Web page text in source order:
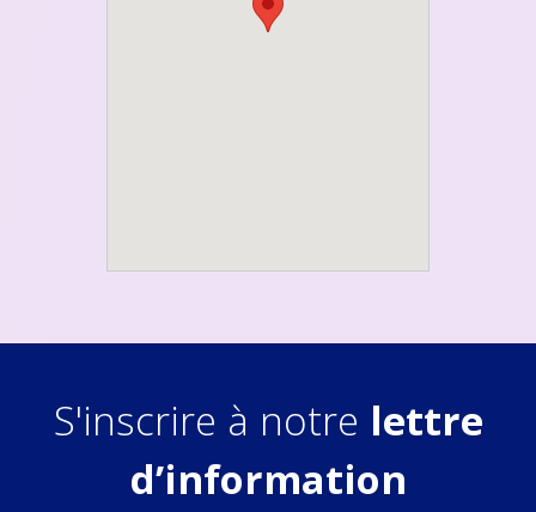
S'inscrire à notre lettre
d’information